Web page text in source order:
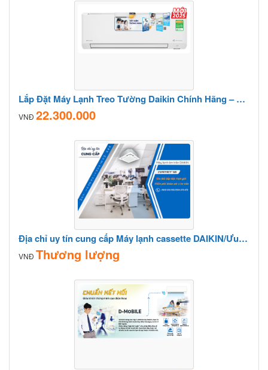
Lắp Đặt Máy Lạnh Treo Tường Daikin Chính Hãng – Giá Cạnh Tranh
VNĐ 22.300.000
Địa chỉ uy tín cung cấp Máy lạnh cassette DAIKIN/Ưu đãi lắp đặt trọn gói
VNĐ Thương lượng